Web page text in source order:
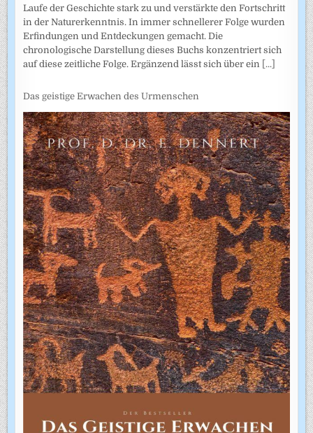
Laufe der Geschichte stark zu und verstärkte den Fortschritt
in der Naturerkenntnis. In immer schnellerer Folge wurden
Erfindungen und Entdeckungen gemacht. Die
chronologische Darstellung dieses Buchs konzentriert sich
auf diese zeitliche Folge. Ergänzend lässt sich über ein [...]
Das geistige Erwachen des Urmenschen